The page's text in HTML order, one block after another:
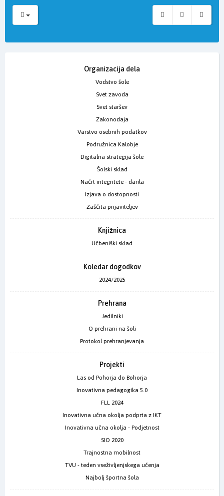
Organizacija dela
Vodstvo šole
Svet zavoda
Svet staršev
Zakonodaja
Varstvo osebnih podatkov
Podružnica Kalobje
Digitalna strategija šole
Šolski sklad
Načrt integritete - darila
Izjava o dostopnosti
Zaščita prijaviteljev
Knjižnica
Učbeniški sklad
Koledar dogodkov
2024/2025
Prehrana
Jedilniki
O prehrani na šoli
Protokol prehranjevanja
Projekti
Las od Pohorja do Bohorja
Inovativna pedagogika 5.0
FLL 2024
Inovativna učna okolja podprta z IKT
Inovativna učna okolja - Podjetnost
SIO 2020
Trajnostna mobilnost
TVU - teden vseživljenjskega učenja
Najbolj športna šola